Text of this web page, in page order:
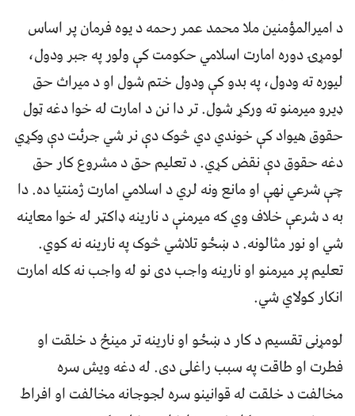
د اميرالمؤمنين ملا محمد عمر رحمه د يوه فرمان پر اساس
لومړۍ دوره امارت اسلامي حکومت کې ولور په جبر ودول،
ليوره ته ودول، په بدو کې ودول ختم شول او د ميراث حق
ډيرو ميرمنو ته ورکړ شول. تر دا نن د امارت له خوا دغه ټول
حقوق هيواد کې خوندي دي څوک دې نر شي جرئت دې وکړي
دغه حقوق دې نقض کړي. د تعليم حق د مشروع کار حق
چې شرعي نهې او مانع ونه لري د اسلامي امارت ژمنتيا ده. دا
به د شرعې خلاف وي که ميرمنې د نارينه ډاکټر له خوا معاينه
شي او نور مثالونه. د ښځو تلاشي څوک په نارينه نه کوي.
تعليم پر ميرمنو او نارينه واجب دی نو له واجب نه کله امارت
انکار کولاي شي.
لومړنی تقسيم د کار د ښځو او نارينه تر مينځ د خلقت او
فطرت او طاقت په سبب راغلی دی. له دغه ويش سره
مخالفت د خلقت له قوانينو سره لجوجانه مخالفت او افراط